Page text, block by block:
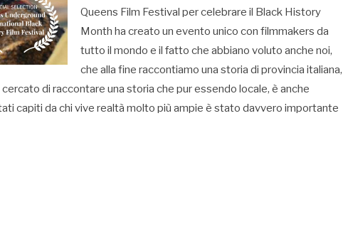
Queens Film Festival per celebrare il Black History
Month ha creato un evento unico con filmmakers da
tutto il mondo e il fatto che abbiano voluto anche noi,
che alla fine raccontiamo una storia di provincia italiana,
di raccontare una storia che pur essendo locale, è anche
capiti da chi vive realtà molto più ampie è stato davvero importante